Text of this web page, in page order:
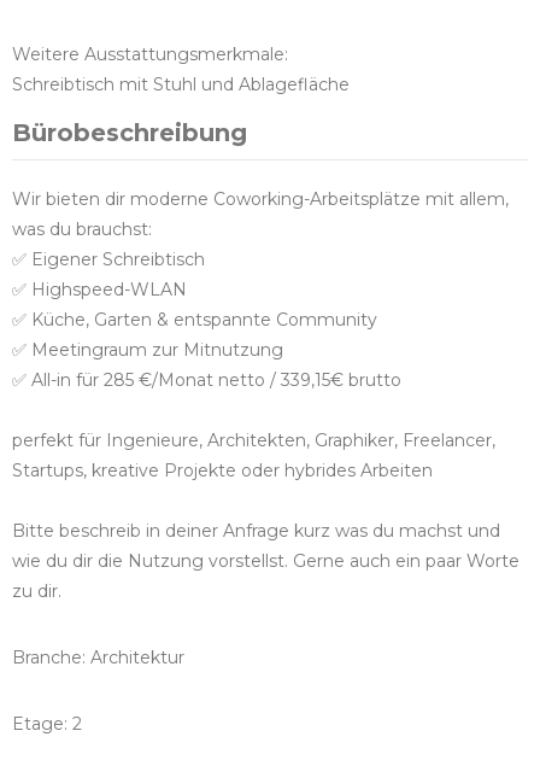
Weitere Ausstattungsmerkmale:
Schreibtisch mit Stuhl und Ablagefläche
Bürobeschreibung
Wir bieten dir moderne Coworking-Arbeitsplätze mit allem,
was du brauchst:
✅ Eigener Schreibtisch
✅ Highspeed-WLAN
✅ Küche, Garten & entspannte Community
✅ Meetingraum zur Mitnutzung
✅ All-in für 285 €/Monat netto / 339,15€ brutto
perfekt für Ingenieure, Architekten, Graphiker, Freelancer,
Startups, kreative Projekte oder hybrides Arbeiten
Bitte beschreib in deiner Anfrage kurz was du machst und
wie du dir die Nutzung vorstellst. Gerne auch ein paar Worte
zu dir.
Branche: Architektur
Etage: 2